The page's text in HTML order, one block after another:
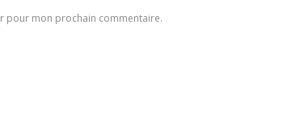
pour mon prochain commentaire.